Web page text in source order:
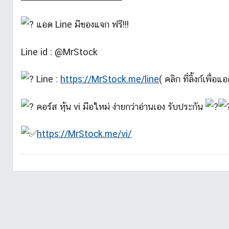
แอด Line มีของแจก ฟรี!!!
Line id : @MrStock
Line : https://MrStock.me/line( คลิก ที่ลิ้งก์เพื่อแ
คอร์ส หุ้น vi มือใหม่ ง่ายกว่าอ่านเอง รับประกัน
https://MrStock.me/vi/